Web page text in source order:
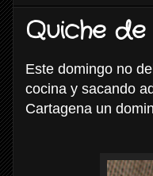
Quiche
Este domingo no
cocina y sacando
Cartagena un